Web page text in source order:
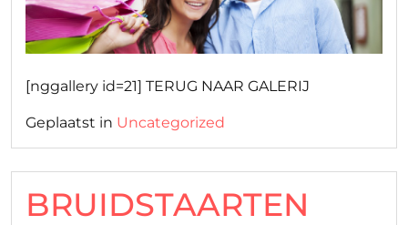
[nggallery id=21] TERUG NAAR GALERIJ
Geplaatst in Uncategorized
BRUIDSTAARTEN